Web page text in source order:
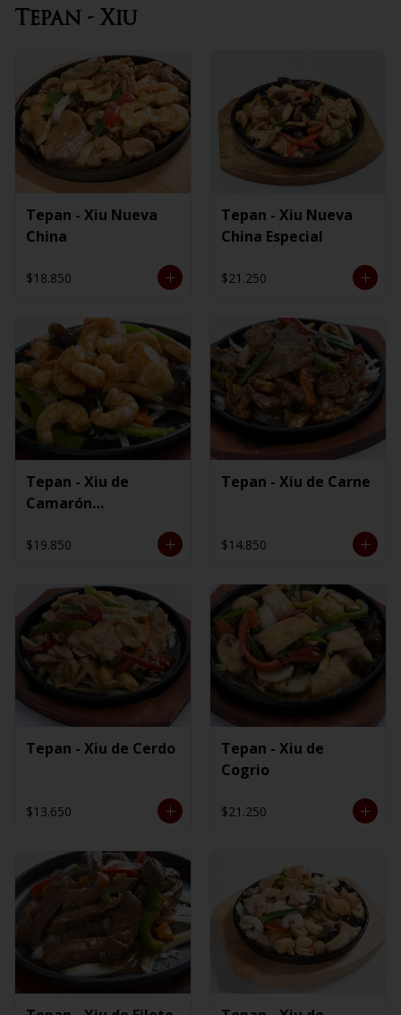
Tepan - Xiu
Tepan - Xiu Nueva
China
$18.850
Tepan - Xiu Nueva
China Especial
$21.250
Tepan - Xiu de
Camarón
$19.850
Tepan - Xiu de Carne
$14.850
Tepan - Xiu de Cerdo
$13.650
Tepan - Xiu de
Cogrio
$21.250